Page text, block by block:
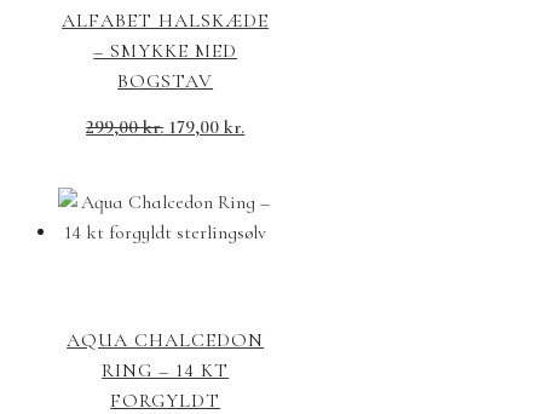
ALFABET HALSKÆDE
– SMYKKE MED
BOGSTAV
299,00kr. 179,00kr.
AQUA CHALCEDON
RING – 14 KT
FORGYLDT